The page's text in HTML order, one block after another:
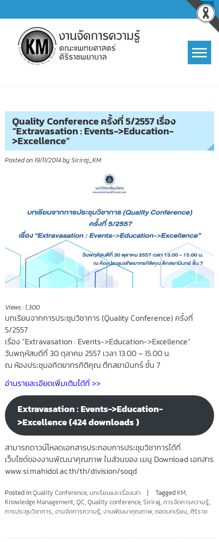
to
content
Quality Conference ครั้งที่ 5/2557 เรื่อง
“Extravasation : Events->Education-
>Excellence”
Posted on 19/11/2014by Siriraj_KM
Views : 1,300
บทเรียนจากการประชุมวิชาการ (Quality Conference) ครั้งที่
5/2557
เรื่อง “Extravasation : Events->Education->Excellence”
วันพฤหัสบดีที่ 30 ตุลาคม 2557 เวลา 13.00 – 15.00 น.
ณ ห้องประชุมอทิตยาทรกิติคุณ ตึกสยามินทร์ ชั้น 7
อ่านรายละเอียดเพิ่มเติมได้ที่ >>
Extravasation : Events->Education-
>Excellence (424 downloads )
สามารถดาวน์โหลดเอกสารประกอบการประชุมวิชาการได้ที่
เว็บไซต์ของงานพัฒนาคุณภาพ ในส่วนของ เมนู Download เอกสาร
www.si.mahidol.ac.th/th/division/soqd
Posted inQuality Conference, บทเรียนและเรื่องเล่า Tagged KM,
Knowledge Management, QC, Quality conference, Siriraj, การจัดการความรู้,
การประชุมวิชาการ, งานจัดการความรู้, งานพัฒนาคุณภาพ, ถอดบทเรียน, ศิริราช